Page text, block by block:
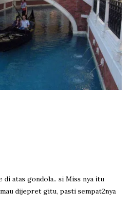
atas gondola.. si Miss nya itu
dijepret gitu, pasti sempat2nya